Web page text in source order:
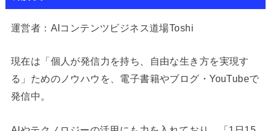
運営者：AIコンテンツビジネス道場Toshi
現在は「個人が発信力を持ち、自由な生き方を実現す
る」ためのノウハウを、電子書籍やブログ・YouTubeで
発信中。